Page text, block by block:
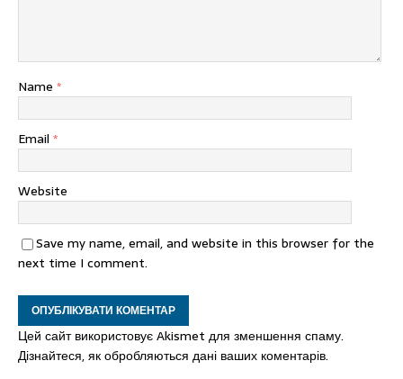
Name *
Email *
Website
Save my name, email, and website in this browser for the
next time I comment.
Цей сайт використовує Akismet для зменшення спаму.
Дізнайтеся, як обробляються дані ваших коментарів.